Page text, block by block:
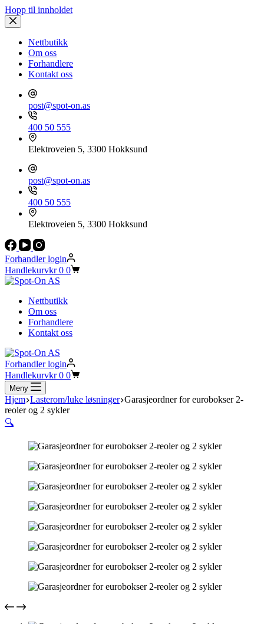
Hopp til innholdet
Nettbutikk
Om oss
Forhandlere
Kontakt oss
post@spot-on.as
400 50 555
Elektroveien 5, 3300 Hokksund
post@spot-on.as
400 50 555
Elektroveien 5, 3300 Hokksund
Forhandler login
Handlekurvkr0 0
Nettbutikk
Om oss
Forhandlere
Kontakt oss
Forhandler login
Handlekurvkr0 0
Meny
Hjem Lasterom/luke løsninger Garasjeordner for eurobokser 2-
reoler og 2 sykler
🔍